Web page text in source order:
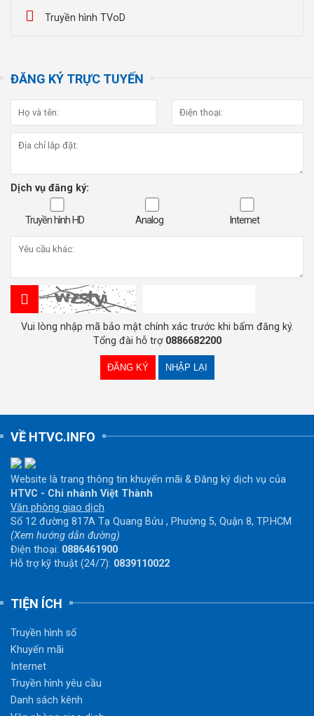
Truyền hình TVoD
ĐĂNG KÝ TRỰC TUYẾN
Dịch vụ đăng ký:
Truyền hình HD Analog Internet
Vui lòng nhập mã bảo mật chính xác trước khi bấm đăng ký.
Tổng đài hỗ trợ 0886682200
VỀ HTVC.INFO
Website là trang thông tin khuyến mãi & Đăng ký dịch vụ của
HTVC - Chi nhánh Việt Thành
Văn phòng giao dịch
Số 12 đường 817A Tạ Quang Bửu , Phường 5, Quận 8, TP.HCM
(Xem hướng dẫn đường)
Điện thoại: 0886461900
Hỗ trợ kỹ thuật (24/7): 0839110022
TIỆN ÍCH
Truyền hình số
Khuyến mãi
Internet
Truyền hình yêu cầu
Danh sách kênh